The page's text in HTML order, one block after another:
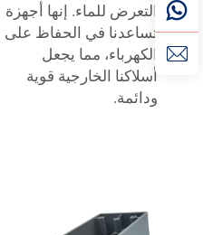
التعرض للماء. إنها أجهزة
تساعدنا في الحفاظ على
الكهرباء، مما يجعل
أسلاكنا الخارجية قوية
ودائمة.